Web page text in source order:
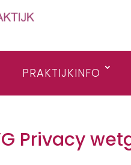
PRAKTIJKINFO
Privacy